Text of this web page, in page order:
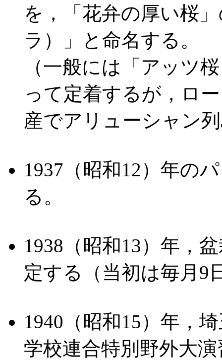
を，「花弁の厚い桜
ラ）」と命名する。
（一般には「アッツ
って定着するが，ロ
産でアリューシャン
1937（昭和12）年の
る。
1938（昭和13）年，
定する（当初は毎月9
1940（昭和15）年，
学校連合特別野外大